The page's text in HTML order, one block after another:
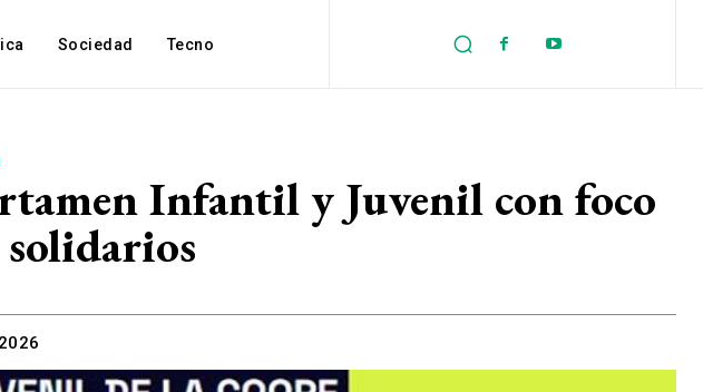
Sociedad Tecno
Infantil y Juvenil con foco